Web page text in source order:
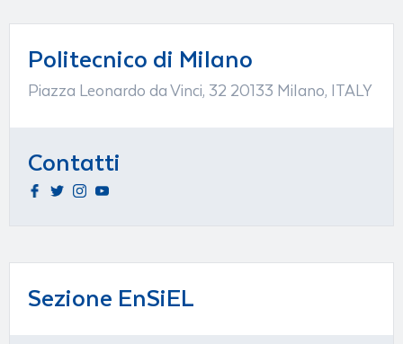
Politecnico di Milano
Piazza Leonardo da Vinci, 32 20133 Milano, ITALY
Contatti
Sezione EnSiEL